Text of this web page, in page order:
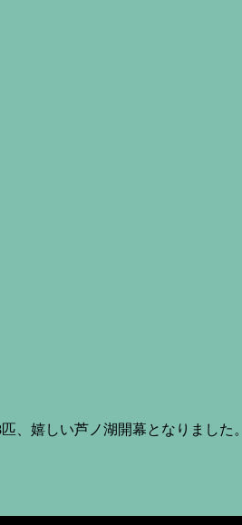
、嬉しい芦ノ湖開幕となりました。